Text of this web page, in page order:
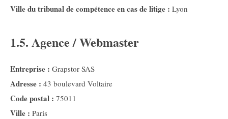
Ville du tribunal de compétence en cas de litige : Lyon
1.5. Agence / Webmaster
Entreprise : Grapstor SAS
Adresse : 43 boulevard Voltaire
Code postal : 75011
Ville : Paris